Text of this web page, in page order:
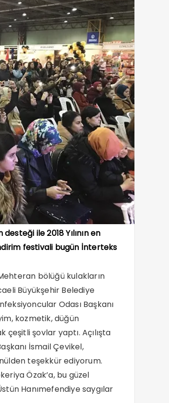
ile 2018 Yılının en
festivali bugün İnterteks
bölüğü kulakların
Büyükşehir Belediye
Odası Başkanı
kozmetik, düğün
şovlar yaptı. Açılışta
İsmail Çevikel,
teşekkür ediyorum.
Özak’a, bu güzel
Hanımefendiye saygılar